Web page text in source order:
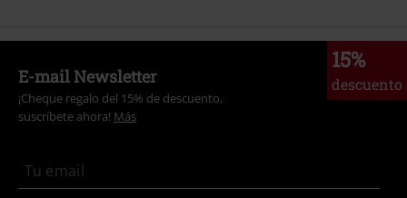
15%
descuento
E-mail Newsletter
¡Cheque regalo del 15% de descuento,
suscríbete ahora! Más